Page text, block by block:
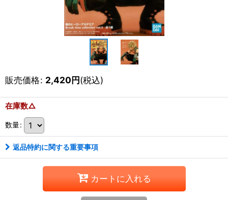
販売価格: 2,420円(税込)
在庫数△
数量:
返品特約に関する重要事項
カートに入れる